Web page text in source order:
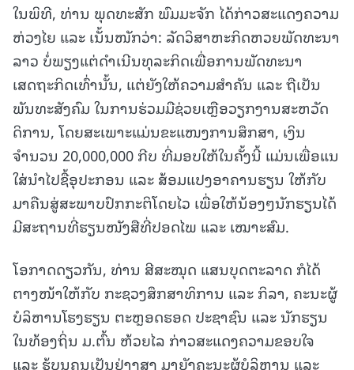
ໃນພິທີ, ທ່ານ ພຸດທະສັກ ພົມມະຈັກ ໄດ້ກ່າວສະແດງຄວາມ
ຫ່ວງໄຍ ແລະ ເນັ້ນໜັກວ່າ: ລັດວິສາຫະກິດຫວຍພັດທະນາ
ລາວ ບໍ່ພຽງແຕ່ດຳເນີນທຸລະກິດເພື່ອການພັດທະນາ
ເສດຖະກິດເທົ່ານັ້ນ, ແຕ່ຍັງໃຫ້ຄວາມສຳຄັນ ແລະ ຖືເປັນ
ພັນທະສັງຄົມ ໃນການຮ່ວມມືຊ່ວຍເຫຼືອວຽກງານສະຫວັດ
ດິການ, ໂດຍສະເພາະແມ່ນຂະແໜງການສຶກສາ, ເງິນ
ຈຳນວນ 20,000,000 ກີບ ທີ່ມອບໃຫ້ໃນຄັ້ງນີ້ ແມ່ນເພື່ອແນ
ໃສ່ນຳໄປຊື້ອຸປະກອນ ແລະ ສ້ອມແປງອາຄານຮຽນ ໃຫ້ກັບ
ມາຄືນສູ່ສະພາບປົກກະຕິໂດຍໄວ ເພື່ອໃຫ້ນ້ອງໆນັກຮຽນໄດ້
ມີສະຖານທີ່ຮຽນໜັງສືທີ່ປອດໄພ ແລະ ເໝາະສົມ.
ໂອກາດດຽວກັນ, ທ່ານ ສີສະໝຸດ ແສນບຸດຕະລາດ ກໍໄດ້
ຕາງໜ້າໃຫ້ກັບ ກະຊວງສຶກສາທິການ ແລະ ກິລາ, ຄະນະຜູ້
ບໍລິຫານໂຮງຮຽນ ຕະຫຼອດຮອດ ປະຊາຊົນ ແລະ ນັກຮຽນ
ໃນທ້ອງຖິ່ນ ມ.ຕົ້ນ ຫ້ວຍໄລ ກ່າວສະແດງຄວາມຂອບໃຈ
ແລະ ຮູ້ບຸນຄຸນເປັນຢ່າງສູງ ມາຍັງຄະນະຜູ້ບໍລິຫານ ແລະ